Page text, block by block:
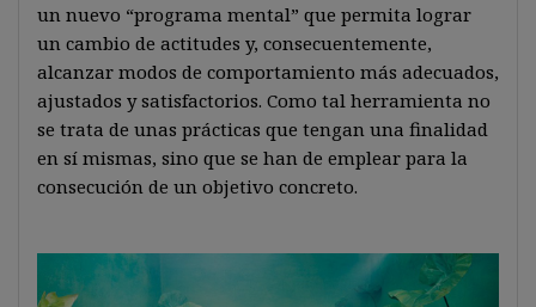
un nuevo “programa mental” que permita lograr
un cambio de actitudes y, consecuentemente,
alcanzar modos de comportamiento más adecuados,
ajustados y satisfactorios. Como tal herramienta no
se trata de unas prácticas que tengan una finalidad
en sí mismas, sino que se han de emplear para la
consecución de un objetivo concreto.